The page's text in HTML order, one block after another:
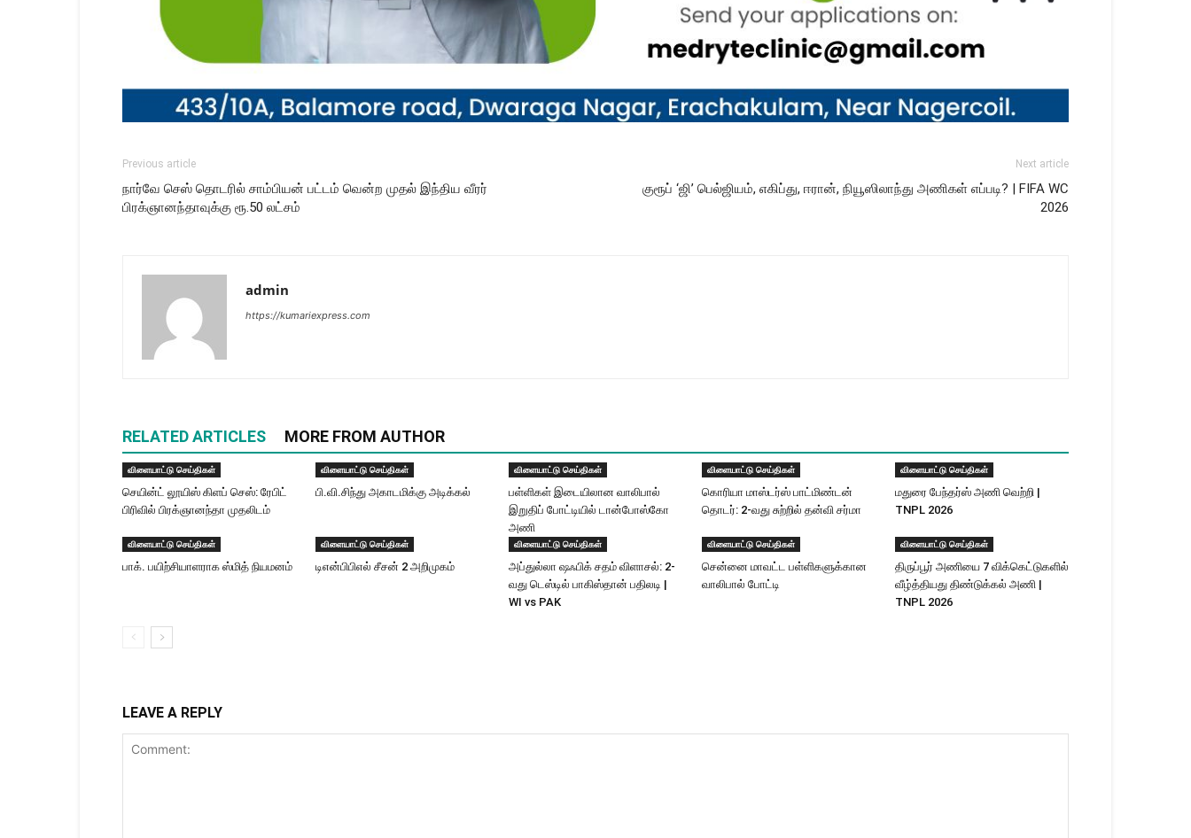
Previous article
நார்வே செஸ் தொடரில் சாம்பியன் பட்டம் வென்ற முதல் இந்திய வீரர்
பிரக்ஞானந்தாவுக்கு ரூ.50 லட்சம்
Next article
குரூப் ‘ஜி’ பெல்ஜியம், எகிப்து, ஈரான், நியூஸிலாந்து அணிகள் எப்படி? | FIFA WC
2026
admin
https://kumariexpress.com
RELATED ARTICLES MORE FROM AUTHOR
விளையாட்டு செய்திகள்
செயின்ட் லூயிஸ் கிளப் செஸ்: ரேபிட்
பிரிவில் பிரக்ஞானந்தா முதலிடம்
விளையாட்டு செய்திகள்
பி.வி.சிந்து அகாடமிக்கு அடிக்கல்
விளையாட்டு செய்திகள்
பள்ளிகள் இடையிலான வாலிபால்
இறுதிப் போட்டியில் டான்போஸ்கோ
அணி
விளையாட்டு செய்திகள்
கொரியா மாஸ்டர்ஸ் பாட்மிண்டன்
தொடர்: 2-வது சுற்றில் தன்வி சர்மா
விளையாட்டு செய்திகள்
மதுரை பேந்தர்ஸ் அணி வெற்றி |
TNPL 2026
விளையாட்டு செய்திகள்
பாக். பயிற்சியாளராக ஸ்மித் நியமனம்
விளையாட்டு செய்திகள்
டிஎன்பிபிஎல் சீசன் 2 அறிமுகம்
விளையாட்டு செய்திகள்
அப்​துல்​லா ஷஃபிக் சதம் விளாசல்​: 2-
வது டெஸ்டில் பாகிஸ்தான் பதிலடி |
WI vs PAK
விளையாட்டு செய்திகள்
சென்னை மாவட்ட பள்ளிகளுக்​கான
வாலிபால் போட்டி
விளையாட்டு செய்திகள்
திருப்பூர் அணியை 7 விக்கெட்டுகளில்
வீழ்த்தியது திண்டுக்கல் அணி |
TNPL 2026
LEAVE A REPLY